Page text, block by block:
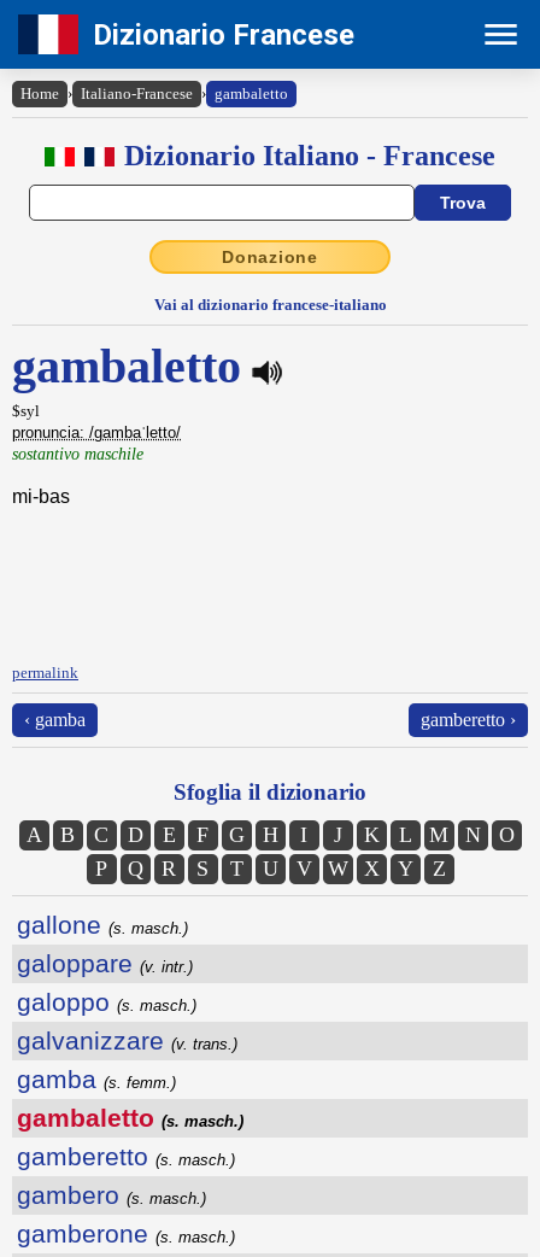
Dizionario Francese
Home › Italiano-Francese › gambaletto
Dizionario Italiano - Francese
Donazione
Vai al dizionario francese-italiano
gambaletto
$syl
pronuncia: /gambaˈletto/
sostantivo maschile
mi-bas
permalink
‹ gamba gamberetto ›
Sfoglia il dizionario
A B C D E F G H I J K L M N
O
P
Q R S T U V W X Y Z
gallone (s. masch.)
galoppare (v. intr.)
galoppo (s. masch.)
galvanizzare (v. trans.)
gamba (s. femm.)
gambaletto (s. masch.)
gamberetto (s. masch.)
gambero (s. masch.)
gamberone (s. masch.)